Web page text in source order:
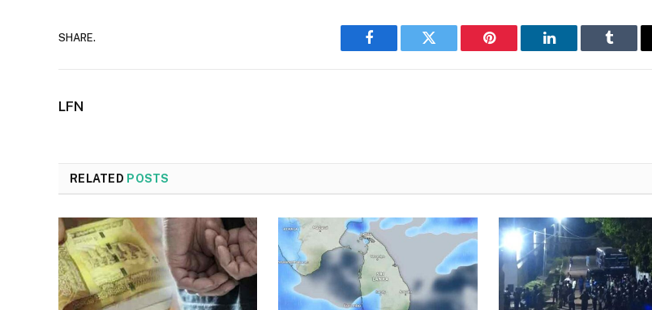
SHARE.
Facebook Twitter Pinterest LinkedIn Tumblr
LFN
RELATED POSTS